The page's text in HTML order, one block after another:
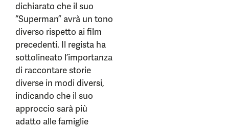
dichiarato che il suo
“Superman” avrà un tono
diverso rispetto ai film
precedenti. Il regista ha
sottolineato l’importanza
di raccontare storie
diverse in modi diversi,
indicando che il suo
approccio sarà più
adatto alle famiglie